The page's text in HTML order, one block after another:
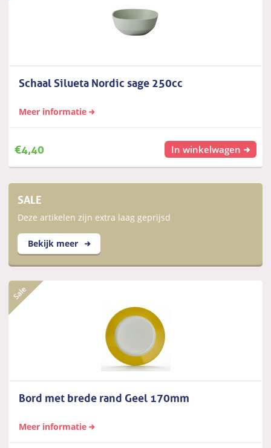
Schaal Silueta Nordic sage 250cc
Meer informatie
€4,40 In winkelwagen
SALE
Deze artikelen zijn extra laag geprijsd
Bekijk meer
Bord met brede rand Geel 170mm
Meer informatie